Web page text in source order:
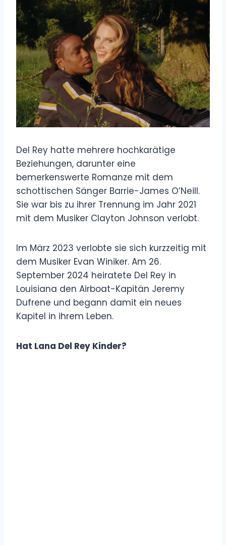
Del Rey hatte mehrere hochkarätige
Beziehungen, darunter eine
bemerkenswerte Romanze mit dem
schottischen Sänger Barrie-James O’Neill.
Sie war bis zu ihrer Trennung im Jahr 2021
mit dem Musiker Clayton Johnson verlobt.
Im März 2023 verlobte sie sich kurzzeitig mit
dem Musiker Evan Winiker. Am 26.
September 2024 heiratete Del Rey in
Louisiana den Airboat-Kapitän Jeremy
Dufrene und begann damit ein neues
Kapitel in ihrem Leben.
Hat Lana Del Rey Kinder?